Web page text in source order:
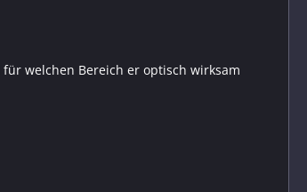
welchen Bereich er optisch wirksam